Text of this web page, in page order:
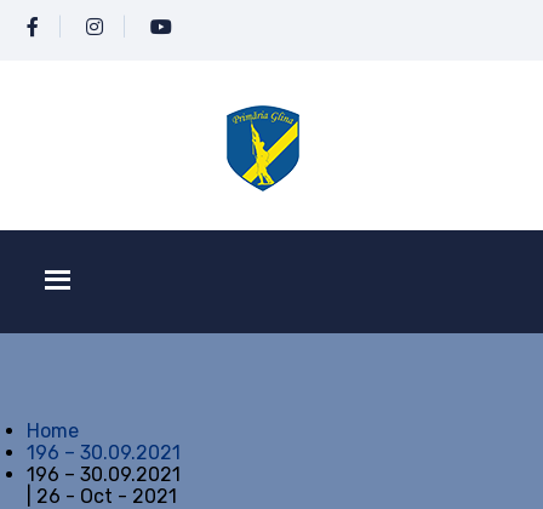
Home
196 – 30.09.2021
196 – 30.09.2021
| 26 - Oct - 2021